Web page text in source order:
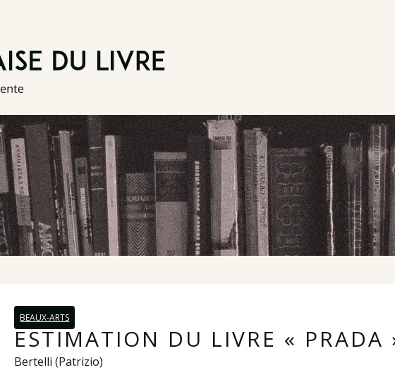
BEAUX-ARTS
ESTIMATION DU LIVRE « PRADA
Bertelli (Patrizio)